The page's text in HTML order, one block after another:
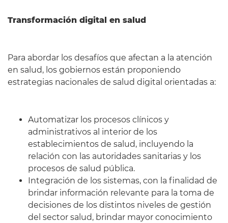
Transformación digital en salud
Para abordar los desafíos que afectan a la atención
en salud, los gobiernos están proponiendo
estrategias nacionales de salud digital orientadas a:
Automatizar los procesos clínicos y
administrativos al interior de los
establecimientos de salud, incluyendo la
relación con las autoridades sanitarias y los
procesos de salud pública.
Integración de los sistemas, con la finalidad de
brindar información relevante para la toma de
decisiones de los distintos niveles de gestión
del sector salud, brindar mayor conocimiento